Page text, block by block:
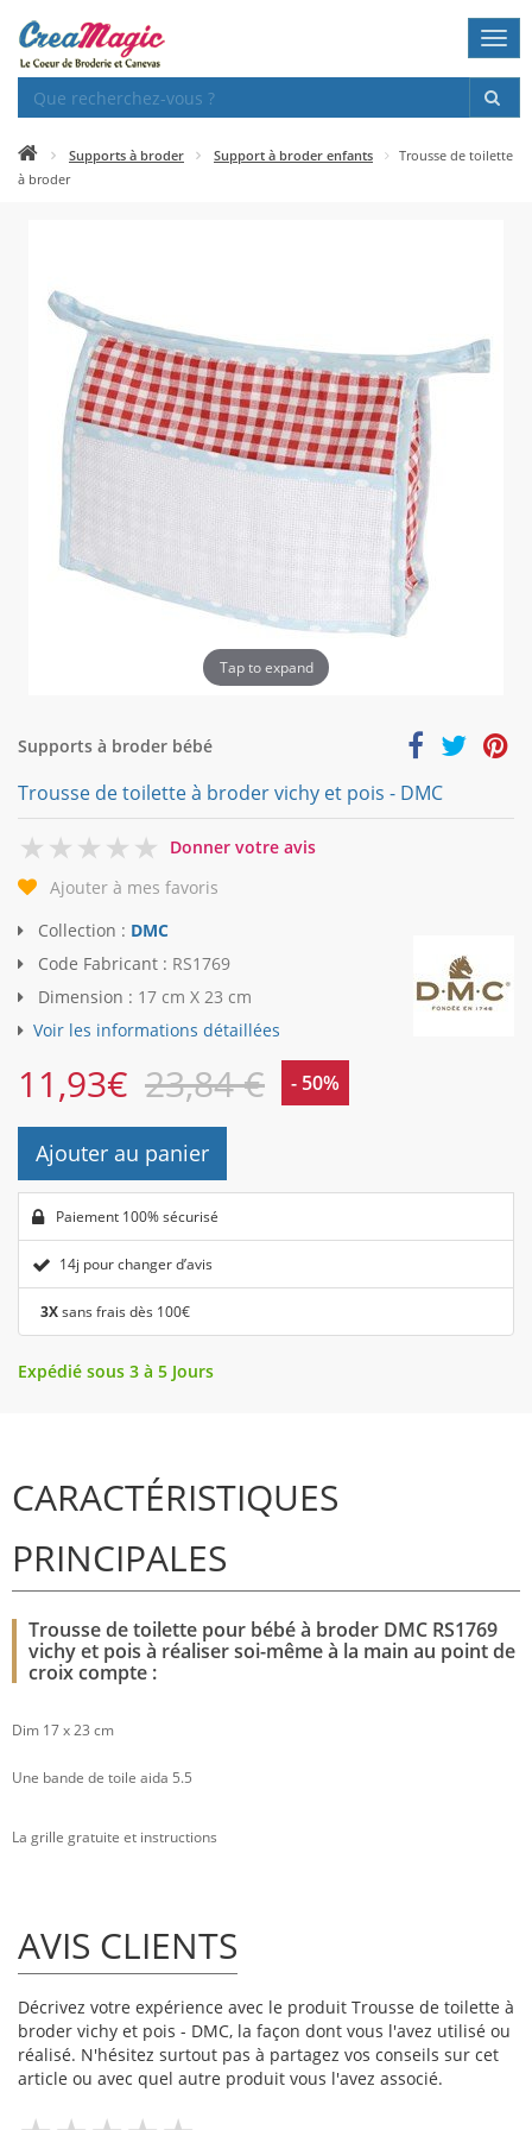
Supports à broder Support à broder enfants
Trousse de toilette
à broder
Tap to expand
Supports à broder bébé
Trousse de toilette à broder vichy et pois - DMC
0
Donner votre avis
Ajouter à mes favoris
Collection : DMC
Code Fabricant : RS1769
Dimension : 17 cm X 23 cm
Voir les informations détaillées
11,93€ 23,84 € - 50%
Ajouter au panier
Paiement 100% sécurisé
14j pour changer d’avis
3Xsans frais dès 100€
Expédié sous 3 à 5 Jours
CARACTÉRISTIQUES
PRINCIPALES
Trousse de toilette pour bébé à broder DMC RS1769
vichy et pois à réaliser soi-même à la main au point de
croix compte :
Dim 17 x 23 cm
Une bande de toile aida 5.5
La grille gratuite et instructions
AVIS CLIENTS
Décrivez votre expérience avec le produit Trousse de toilette à
broder vichy et pois - DMC, la façon dont vous l'avez utilisé ou
réalisé. N'hésitez surtout pas à partagez vos conseils sur cet
article ou avec quel autre produit vous l'avez associé.